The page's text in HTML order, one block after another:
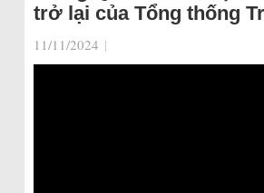
trở lại của Tổng thống
11/11/2024 |